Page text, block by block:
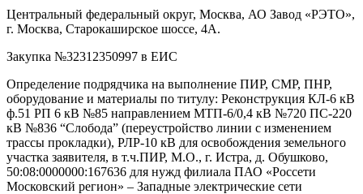
Центральный федеральный округ, Москва, АО Завод «РЭТО»,
г. Москва, Старокаширское шоссе, 4А.
Закупка №32312350997 в ЕИС
Определение подрядчика на выполнение ПИР, СМР, ПНР,
оборудование и материалы по титулу: Реконструкция КЛ-6 кВ
ф.51 РП 6 кВ №85 направлением МТП-6/0,4 кВ №720 ПС-220
кВ №836 “Слобода” (переустройство линии с изменением
трассы прокладки), РЛР-10 кВ для освобождения земельного
участка заявителя, в т.ч.ПИР, М.О., г. Истра, д. Обушково,
50:08:0000000:167636 для нужд филиала ПАО «Россети
Московский регион» – Западные электрические сети